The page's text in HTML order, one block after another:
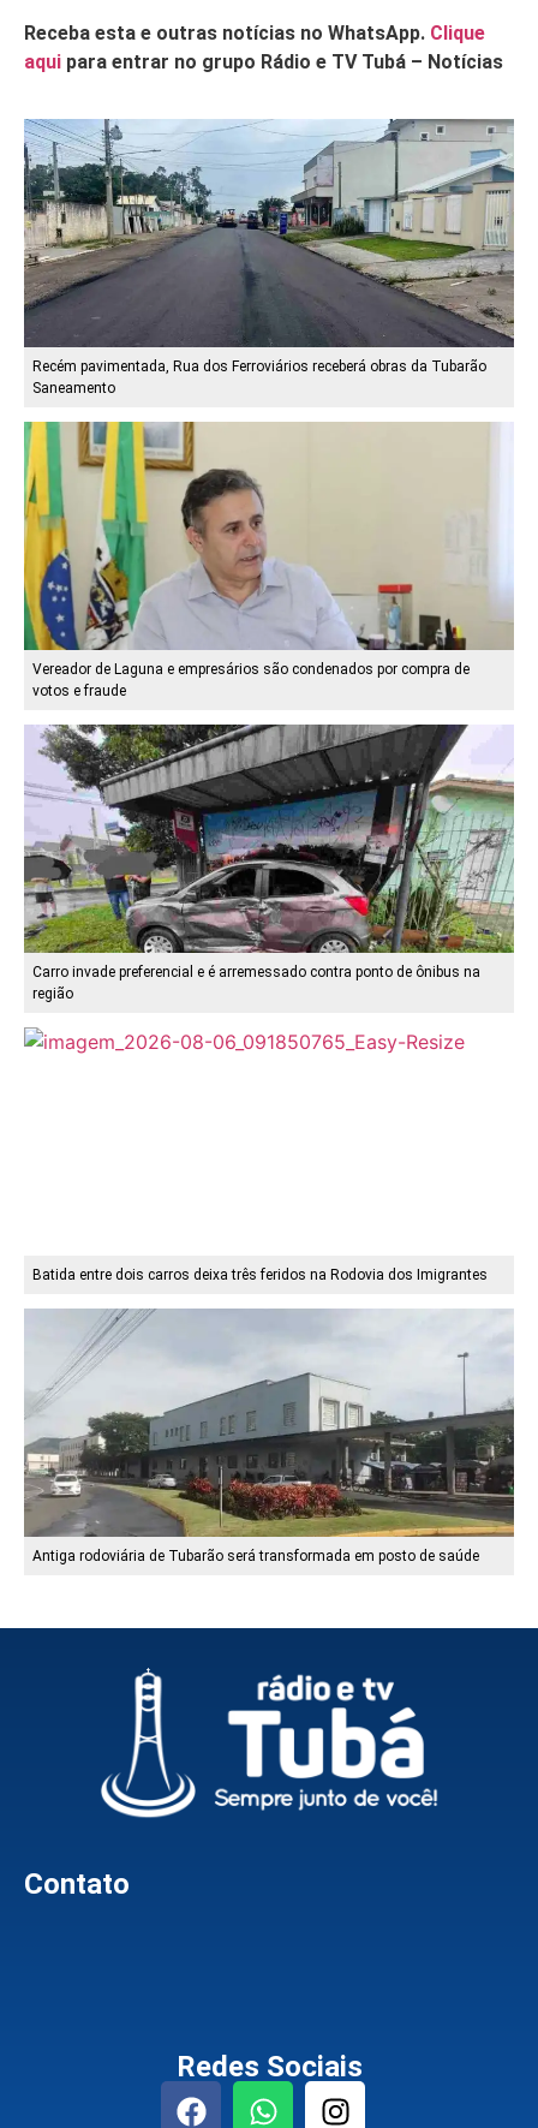
Receba esta e outras notícias no WhatsApp. Clique
aqui para entrar no grupo Rádio e TV Tubá – Notícias
Recém pavimentada, Rua dos Ferroviários receberá obras da Tubarão
Saneamento
Vereador de Laguna e empresários são condenados por compra de
votos e fraude
Carro invade preferencial e é arremessado contra ponto de ônibus na
região
Batida entre dois carros deixa três feridos na Rodovia dos Imigrantes
Antiga rodoviária de Tubarão será transformada em posto de saúde
Contato
Redes Sociais